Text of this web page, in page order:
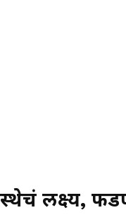
लक्ष्य,